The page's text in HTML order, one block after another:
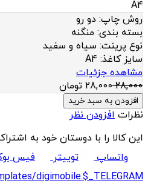
A4
روش چاپ: دو رو
بسته بندی: منگنه
نوع پرینت: سیاه و سفید
سایز کاغذ: A4
مشاهده جزئیات
28,000
28,000 تومان
افزودن به سبد خرید
نظرات افزودن نظر
این کالا را با دوستان خود به
واتساپ
توییتر
فیس
digimobile.$_TELEGRAM